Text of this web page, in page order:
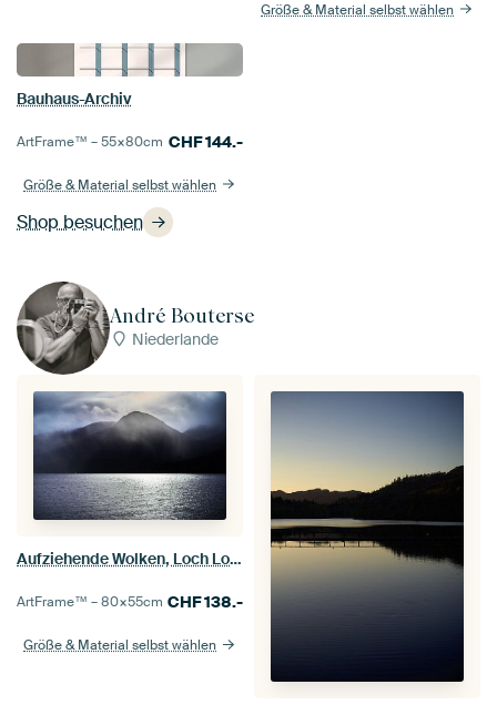
Shop besuchen
Größe & Material selbst wählen
Bauhaus-Archiv
ArtFrame™ –55×80cm CHF144.-
Größe & Material selbst wählen
André Bouterse
Niederlande
Aufziehende Wolken, Loch Lochy, Schottland
ArtFrame™ –80×55cm CHF138.-
Größe & Material selbst wählen